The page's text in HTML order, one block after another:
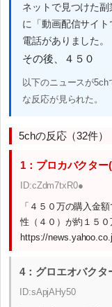
ネットで見つけた
に「動画配信サイ
電話がありました。
その後、４５０
以下のニュースが
な反応が見られた。
5chの反応（32件）
1：プロカバクタ
ID:cZdm7txR0●
「４５０万の購入金
性（４０）が約１５
https://
4：グロエオバクタ
ID:sApjAHy50